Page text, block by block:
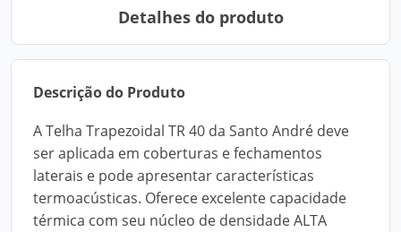
Detalhes do produto
Descrição do Produto
A Telha Trapezoidal TR 40 da Santo André deve
ser aplicada em coberturas e fechamentos
laterais e pode apresentar características
termoacústicas. Oferece excelente capacidade
térmica com seu núcleo de densidade ALTA